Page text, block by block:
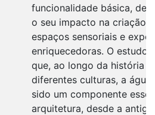
funcionalidade básica,
o seu impacto na criação
espaços sensoriais e
enriquecedoras. O estudo
que, ao longo da história e
diferentes culturas, a água
sido um componente
arquitetura, desde a